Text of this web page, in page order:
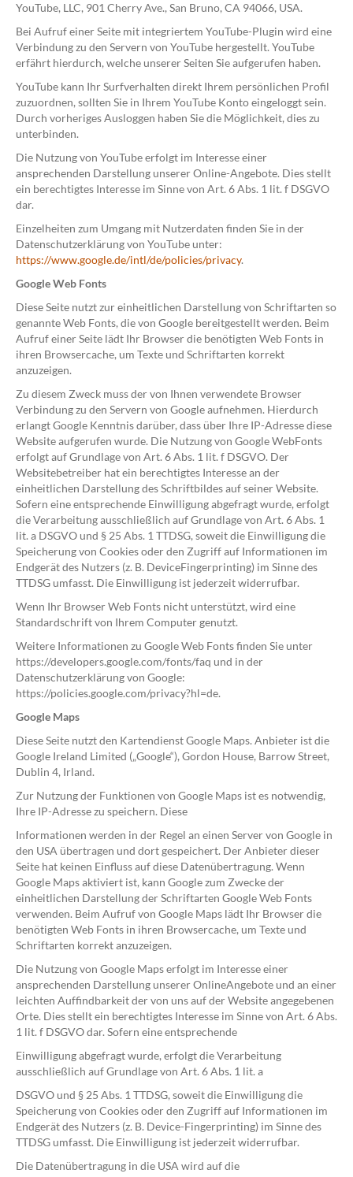
YouTube, LLC, 901 Cherry Ave., San Bruno, CA 94066, USA.
Bei Aufruf einer Seite mit integriertem YouTube-Plugin wird eine
Verbindung zu den Servern von YouTube hergestellt. YouTube
erfährt hierdurch, welche unserer Seiten Sie aufgerufen haben.
YouTube kann Ihr Surfverhalten direkt Ihrem persönlichen Profil
zuzuordnen, sollten Sie in Ihrem YouTube Konto eingeloggt sein.
Durch vorheriges Ausloggen haben Sie die Möglichkeit, dies zu
unterbinden.
Die Nutzung von YouTube erfolgt im Interesse einer
ansprechenden Darstellung unserer Online-Angebote. Dies stellt
ein berechtigtes Interesse im Sinne von Art. 6 Abs. 1 lit. f DSGVO
dar.
Einzelheiten zum Umgang mit Nutzerdaten finden Sie in der
Datenschutzerklärung von YouTube unter:
https://www.google.de/intl/de/policies/privacy.
Google Web Fonts
Diese Seite nutzt zur einheitlichen Darstellung von Schriftarten so
genannte Web Fonts, die von Google bereitgestellt werden. Beim
Aufruf einer Seite lädt Ihr Browser die benötigten Web Fonts in
ihren Browsercache, um Texte und Schriftarten korrekt
anzuzeigen.
Zu diesem Zweck muss der von Ihnen verwendete Browser
Verbindung zu den Servern von Google aufnehmen. Hierdurch
erlangt Google Kenntnis darüber, dass über Ihre IP-Adresse diese
Website aufgerufen wurde. Die Nutzung von Google WebFonts
erfolgt auf Grundlage von Art. 6 Abs. 1 lit. f DSGVO. Der
Websitebetreiber hat ein berechtigtes Interesse an der
einheitlichen Darstellung des Schriftbildes auf seiner Website.
Sofern eine entsprechende Einwilligung abgefragt wurde, erfolgt
die Verarbeitung ausschließlich auf Grundlage von Art. 6 Abs. 1
lit. a DSGVO und § 25 Abs. 1 TTDSG, soweit die Einwilligung die
Speicherung von Cookies oder den Zugriff auf Informationen im
Endgerät des Nutzers (z. B. DeviceFingerprinting) im Sinne des
TTDSG umfasst. Die Einwilligung ist jederzeit widerrufbar.
Wenn Ihr Browser Web Fonts nicht unterstützt, wird eine
Standardschrift von Ihrem Computer genutzt.
Weitere Informationen zu Google Web Fonts finden Sie unter
https://developers.google.com/fonts/faq und in der
Datenschutzerklärung von Google:
https://policies.google.com/privacy?hl=de.
Google Maps
Diese Seite nutzt den Kartendienst Google Maps. Anbieter ist die
Google Ireland Limited („Google“), Gordon House, Barrow Street,
Dublin 4, Irland.
Zur Nutzung der Funktionen von Google Maps ist es notwendig,
Ihre IP-Adresse zu speichern. Diese
Informationen werden in der Regel an einen Server von Google in
den USA übertragen und dort gespeichert. Der Anbieter dieser
Seite hat keinen Einfluss auf diese Datenübertragung. Wenn
Google Maps aktiviert ist, kann Google zum Zwecke der
einheitlichen Darstellung der Schriftarten Google Web Fonts
verwenden. Beim Aufruf von Google Maps lädt Ihr Browser die
benötigten Web Fonts in ihren Browsercache, um Texte und
Schriftarten korrekt anzuzeigen.
Die Nutzung von Google Maps erfolgt im Interesse einer
ansprechenden Darstellung unserer OnlineAngebote und an einer
leichten Auffindbarkeit der von uns auf der Website angegebenen
Orte. Dies stellt ein berechtigtes Interesse im Sinne von Art. 6 Abs.
1 lit. f DSGVO dar. Sofern eine entsprechende
Einwilligung abgefragt wurde, erfolgt die Verarbeitung
ausschließlich auf Grundlage von Art. 6 Abs. 1 lit. a
DSGVO und § 25 Abs. 1 TTDSG, soweit die Einwilligung die
Speicherung von Cookies oder den Zugriff auf Informationen im
Endgerät des Nutzers (z. B. Device-Fingerprinting) im Sinne des
TTDSG umfasst. Die Einwilligung ist jederzeit widerrufbar.
Die Datenübertragung in die USA wird auf die